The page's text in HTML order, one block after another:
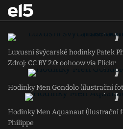
Luxusní švýcarské hodinky Patek
Zdroj: CC BY 2.0: oohoow via Flickr
Hodinky Men Gondolo (ilustrační
Hodinky Men Aquanaut (ilustrační
Philippe